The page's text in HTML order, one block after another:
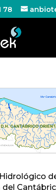
78